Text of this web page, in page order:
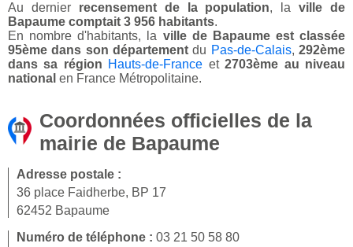
Au dernier recensement de la population, laville de
Bapaume comptait 3 956 habitants.
En nombre d'habitants, la ville de Bapaume est classée
95ème dans son département du Pas-de-Calais,292ème
dans sa région Hauts-de-France et2703ème au niveau
national en France Métropolitaine.
Coordonnées officielles de la
mairie de Bapaume
Adresse postale :
36 place Faidherbe, BP 17
62452 Bapaume
Numéro de téléphone : 03 21 50 58 80